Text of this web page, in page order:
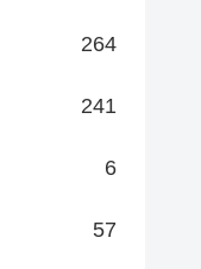
264
241
6
57